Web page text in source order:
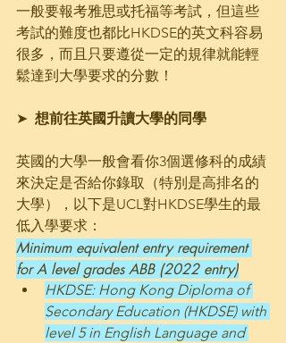
一般要報考雅思或托福等考試，但這些
考試的難度也都比HKDSE的英文科容易
很多，而且只要遵從一定的規律就能輕
鬆達到大學要求的分數！
➤ 想前往英國升讀大學的同學
英國的大學一般會看你3個選修科的成績
來決定是否給你錄取（特別是高排名的
大學），以下是UCL對HKDSE學生的最
低入學要求：
Minimum equivalent entry requirement
for A level grades ABB (2022 entry)
HKDSE: Hong Kong Diploma of
Secondary Education (HKDSE) with
level 5 in English Language and